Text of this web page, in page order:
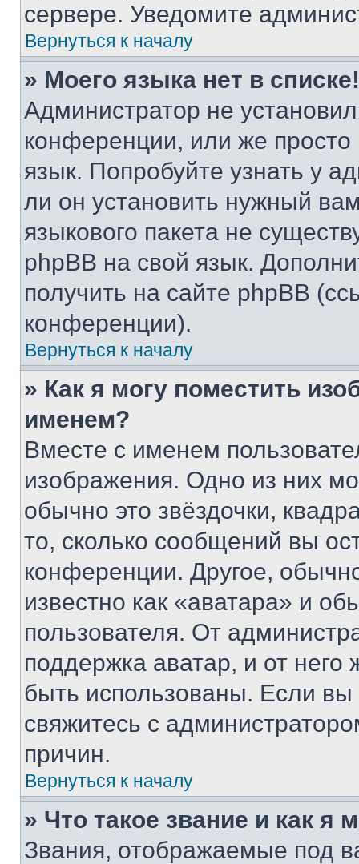
сервере. Уведомите
Вернуться к началу
» Моего языка нет в списке!
Администратор не
конференции, или же
язык. Попробуйте узнать у
ли он установить нужный
языкового пакета не
phpBB на свой язык.
получить на сайте phpBB
конференции).
Вернуться к началу
» Как я могу поместить
именем?
Вместе с именем
изображения. Одно из них
обычно это звёздочки,
то, сколько сообщений вы
конференции. Другое,
известно как «аватара» и
пользователя. От
поддержка аватар, и от него
быть использованы. Если
свяжитесь с
причин.
Вернуться к началу
» Что такое звание и как я
Звания, отображаемые под